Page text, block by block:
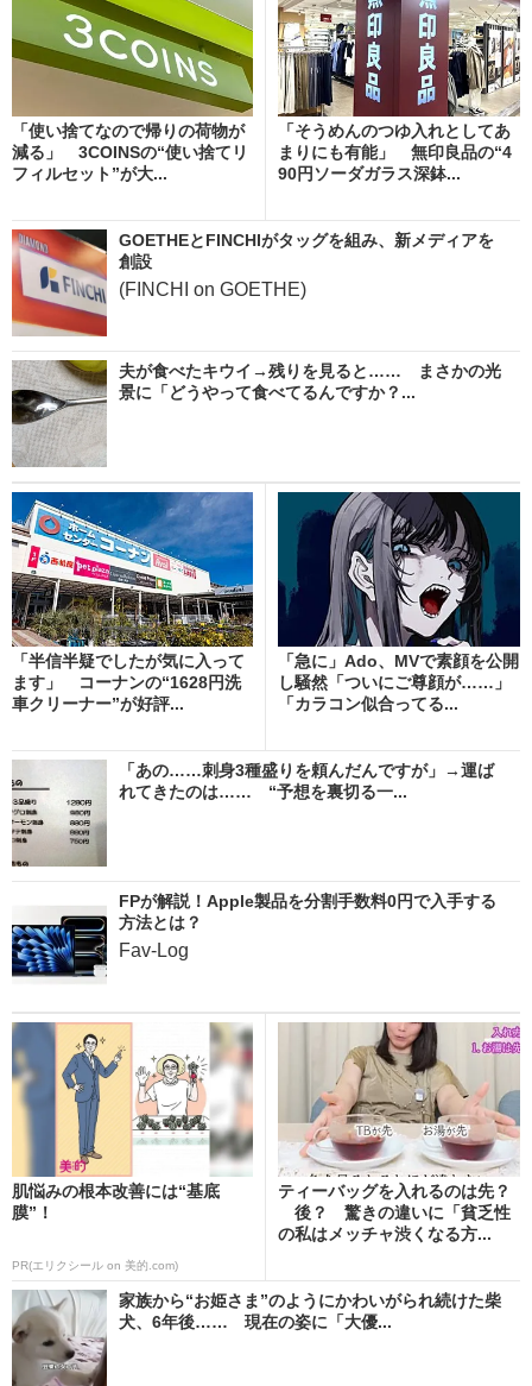
「使い捨てなので帰りの荷物が
減る」 3COINSの“使い捨てリ
フィルセット”が大...
「そうめんのつゆ入れとしてあ
まりにも有能」 無印良品の“4
90円ソーダガラス深鉢...
GOETHEとFINCHIがタッグを組み、新メディアを
創設
(FINCHI on GOETHE)
夫が食べたキウイ→残りを見ると…… まさかの光
景に「どうやって食べてるんですか？...
「半信半疑でしたが気に入って
ます」 コーナンの“1628円洗
車クリーナー”が好評...
「急に」Ado、MVで素顔を公開
し騒然「ついにご尊顔が……」
「カラコン似合ってる...
「あの……刺身3種盛りを頼んだんですが」→運ば
れてきたのは…… “予想を裏切る一...
FPが解説！Apple製品を分割手数料0円で入手する
方法とは？
Fav-Log
肌悩みの根本改善には“基底
膜”！
PR(エリクシール on 美的.com)
ティーバッグを入れるのは先？
後？ 驚きの違いに「貧乏性
の私はメッチャ渋くなる方...
家族から“お姫さま”のようにかわいがられ続けた柴
犬、6年後…… 現在の姿に「大優...